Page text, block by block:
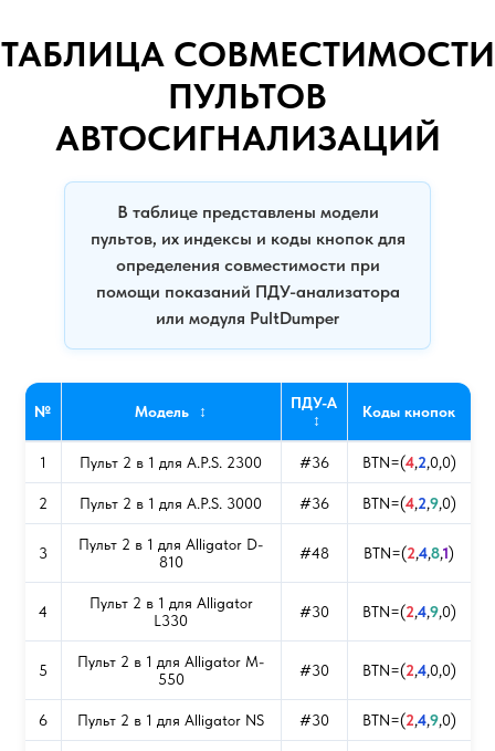
ТАБЛИЦА СОВМЕСТИМОСТИ
ПУЛЬТОВ
АВТОСИГНАЛИЗАЦИЙ
В таблице представлены модели
пультов, их индексы и коды кнопок для
определения совместимости при
помощи показаний ПДУ-анализатора
или модуля PultDumper
№ Модель ↕
ПДУ-А
↕
Коды кнопок
1 Пульт 2 в 1 для A.P.S. 2300 #36 BTN=(4,2,0,0)
2 Пульт 2 в 1 для A.P.S. 3000 #36 BTN=(4,2,9,0)
3
Пульт 2 в 1 для Alligator D-
810
#48 BTN=(2,4,8,1)
4
Пульт 2 в 1 для Alligator
L330
#30 BTN=(2,4,9,0)
5
Пульт 2 в 1 для Alligator M-
550
#30 BTN=(2,4,0,0)
6 Пульт 2 в 1 для Alligator NS #30 BTN=(2,4,9,0)